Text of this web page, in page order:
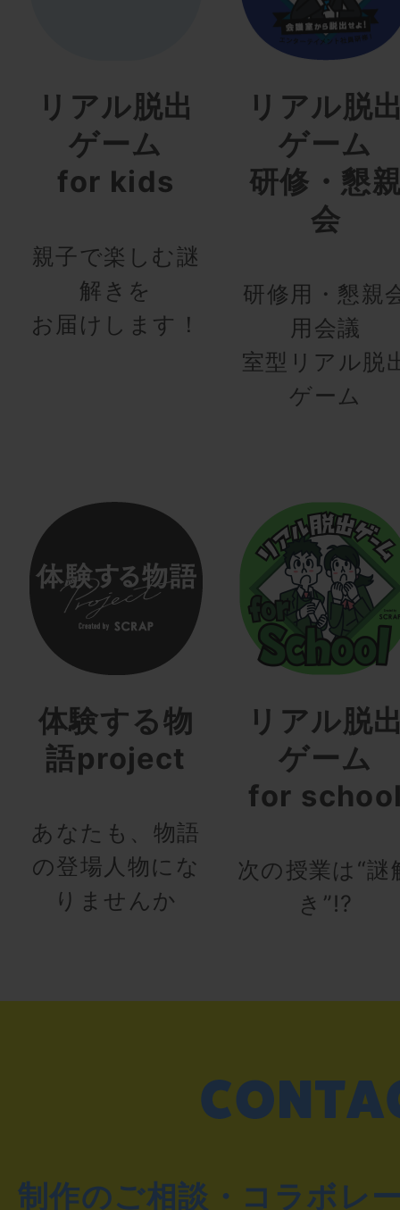
リアル脱出
ゲーム
for kids
親子で楽しむ謎
解きを
お届けします！
リアル脱
ゲーム
研修・懇
会
研修用・懇親
用会議
室型リアル脱
ゲーム
体験する物
語project
あなたも、物語
の登場人物にな
りませんか
リアル脱
ゲーム
for
次の授業は“謎
き”!?
制作のご相談・コラボレ